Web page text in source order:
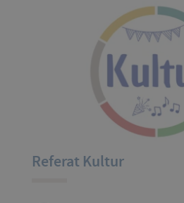
Referat Kultur